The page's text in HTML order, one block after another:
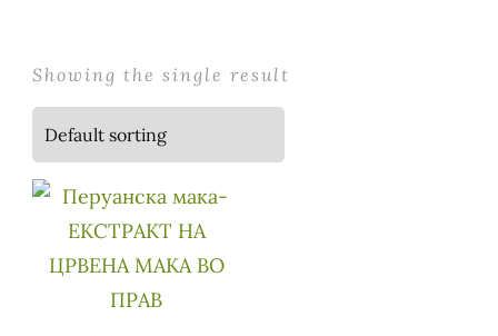
Showing the single result